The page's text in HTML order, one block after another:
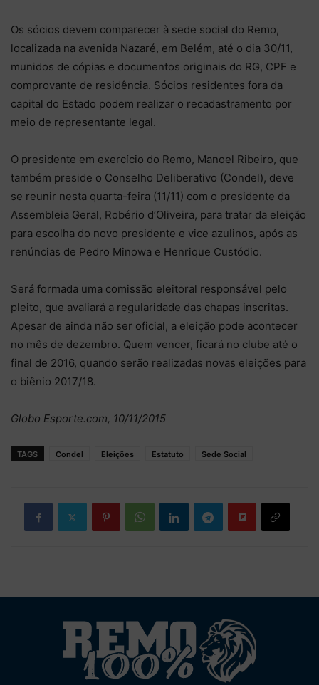
Os sócios devem comparecer à sede social do Remo,
localizada na avenida Nazaré, em Belém, até o dia 30/11,
munidos de cópias e documentos originais do RG, CPF e
comprovante de residência. Sócios residentes fora da
capital do Estado podem realizar o recadastramento por
meio de representante legal.
O presidente em exercício do Remo, Manoel Ribeiro, que
também preside o Conselho Deliberativo (Condel), deve
se reunir nesta quarta-feira (11/11) com o presidente da
Assembleia Geral, Robério d’Oliveira, para tratar da eleição
para escolha do novo presidente e vice azulinos, após as
renúncias de Pedro Minowa e Henrique Custódio.
Será formada uma comissão eleitoral responsável pelo
pleito, que avaliará a regularidade das chapas inscritas.
Apesar de ainda não ser oficial, a eleição pode acontecer
no mês de dezembro. Quem vencer, ficará no clube até o
final de 2016, quando serão realizadas novas eleições para
o biênio 2017/18.
Globo Esporte.com, 10/11/2015
TAGS Condel Eleições Estatuto Sede Social